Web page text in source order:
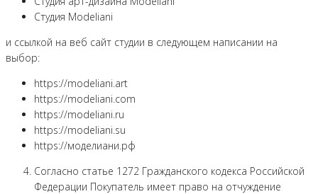
Студия Modeliani
и ссылкой на веб сайт студии в следующем написании на
выбор:
https://modeliani.art
https://modeliani.com
https://modeliani.ru
https://modeliani.su
https://моделиани.рф
Согласно статье 1272 Гражданского кодекса Российской
Федерации Покупатель имеет право на отчуждение